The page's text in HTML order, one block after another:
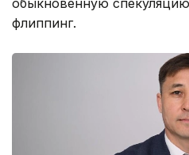
обыкновенную
флиппинг.